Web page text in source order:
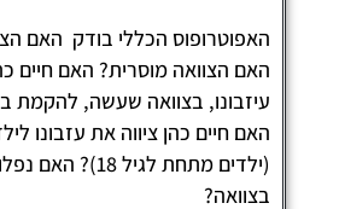
הכללי בודק האם הצוואה
הצוואה מוסרית? האם חיים כהן ציווה
בצוואה שעשה, להקמת בית
חיים כהן ציווה את עזבונו לילדים
(ילדים מתחת לגיל 18)? האם נפלו